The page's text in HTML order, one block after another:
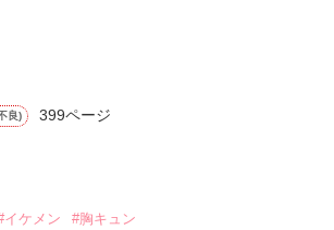
自分から振った。
”王子様”と呼ばれる人気者になっていた。
良) 399ページ
イケメン #胸キュン